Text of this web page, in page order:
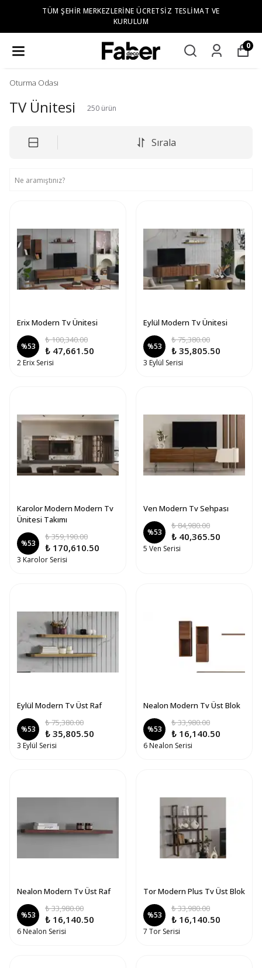
TÜM ŞEHIR MERKEZLERINE ÜCRETSIZ TESLIMAT VE
KURULUM
0
Oturma Odası
TV Ünitesi 250 ürün
Sırala
Erix Modern Tv Ünitesi
%53
₺ 100,340.00
₺ 47,661.50
2 Erix Serisi
Eylül Modern Tv Ünitesi
%53
₺ 75,380.00
₺ 35,805.50
3 Eylül Serisi
Karolor Modern Modern Tv
Ünitesi Takımı
%53
₺ 359,190.00
₺ 170,610.50
3 Karolor Serisi
Ven Modern Tv Sehpası
%53
₺ 84,980.00
₺ 40,365.50
5 Ven Serisi
Eylül Modern Tv Üst Raf
%53
₺ 75,380.00
₺ 35,805.50
3 Eylül Serisi
Nealon Modern Tv Üst Blok
%53
₺ 33,980.00
₺ 16,140.50
6 Nealon Serisi
Nealon Modern Tv Üst Raf
%53
₺ 33,980.00
₺ 16,140.50
6 Nealon Serisi
Tor Modern Plus Tv Üst Blok
%53
₺ 33,980.00
₺ 16,140.50
7 Tor Serisi